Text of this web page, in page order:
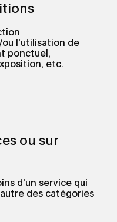
l’utilisation de
ponctuel,
etc.
ou sur
d’un service qui
des catégories